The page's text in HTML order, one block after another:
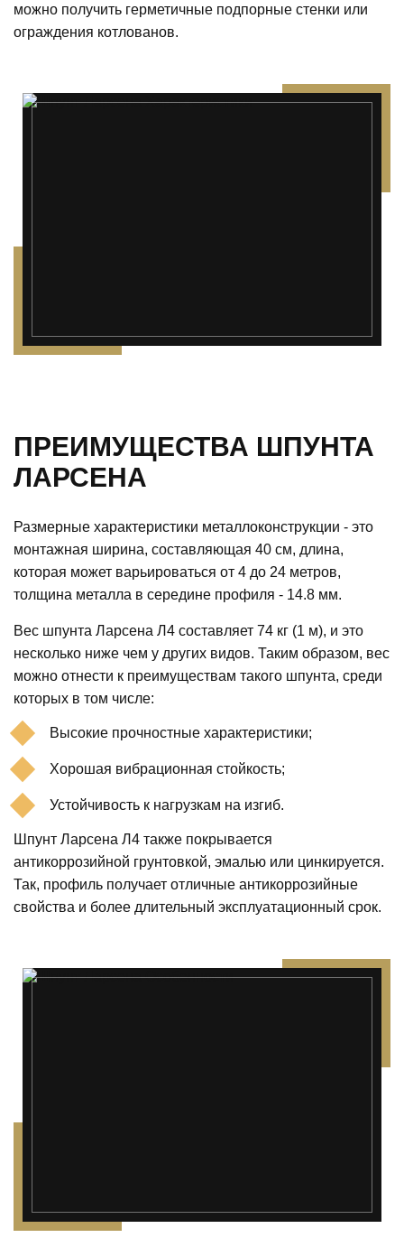
можно получить герметичные подпорные стенки или
ограждения котлованов.
ПРЕИМУЩЕСТВА ШПУНТА
ЛАРСЕНА
Размерные характеристики металлоконструкции - это
монтажная ширина, составляющая 40 см, длина,
которая может варьироваться от 4 до 24 метров,
толщина металла в середине профиля - 14.8 мм.
Вес шпунта Ларсена Л4 составляет 74 кг (1 м), и это
несколько ниже чем у других видов. Таким образом, вес
можно отнести к преимуществам такого шпунта, среди
которых в том числе:
Высокие прочностные характеристики;
Хорошая вибрационная стойкость;
Устойчивость к нагрузкам на изгиб.
Шпунт Ларсена Л4 также покрывается
антикоррозийной грунтовкой, эмалью или цинкируется.
Так, профиль получает отличные антикоррозийные
свойства и более длительный эксплуатационный срок.